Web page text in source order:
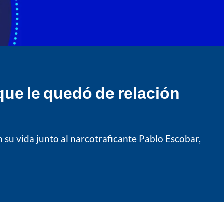
le quedó de relación
vida junto al narcotraficante Pablo Escobar,